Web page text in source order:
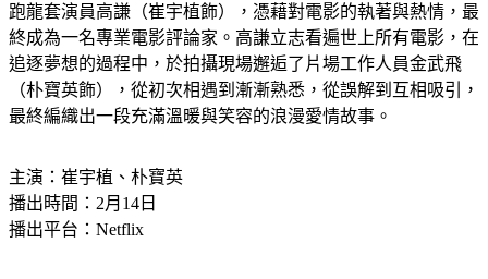
跑龍套演員高謙（崔宇植飾），憑藉對電影的執著與熱情，最
終成為一名專業電影評論家。高謙立志看遍世上所有電影，在
追逐夢想的過程中，於拍攝現場邂逅了片場工作人員金武飛
（朴寶英飾），從初次相遇到漸漸熟悉，從誤解到互相吸引，
最終編織出一段充滿溫暖與笑容的浪漫愛情故事。
主演：崔宇植、朴寶英
播出時間：2月14日
播出平台：Netflix